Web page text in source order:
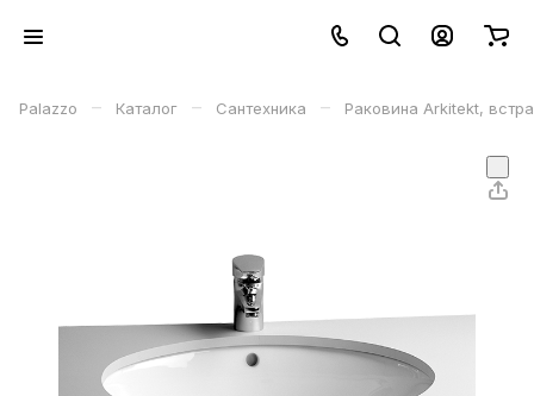
Palazzo – Каталог – Сантехника – Раковина Arkitekt,